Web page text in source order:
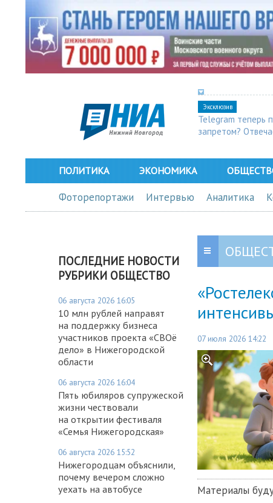
Эксклюзив
Telegram теперь
запретом?
ПОЛИТИКА ЭКОНОМИКА
Фоторепортажи Интервью Аналитика
ПОСЛЕДНИЕ НОВОСТИ
РУБРИКИ ОБЩЕСТВО
06 августа 2026 16:05
10 млн рублей направят
на поддержку бизнеса
участников проекта «СВОё
дело» в Нижегородской
области
06 августа 2026 16:04
Пять юбиляров супружеской
жизни чествовали
на открытии фестиваля
«Семья Нижегородская»
06 августа 2026 15:52
Нижегородцам объяснили,
почему вечером сложно
уехать на автобусе
07 июля 2026 14:22
Материалы